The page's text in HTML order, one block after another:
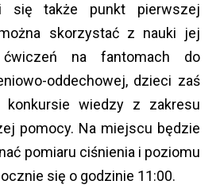
się także punkt pierwszej
skorzystać z nauki jej
ćwiczeń na fantomach do
oddechowej, dzieci zaś
konkursie wiedzy z zakresu
pomocy. Na miejscu będzie
pomiaru ciśnienia i poziomu
się o godzinie 11:00.